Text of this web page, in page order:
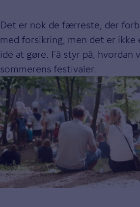
Det er nok de færreste, der
med forsikring, men det er ikke
idé at gøre. Få styr på, hvordan
sommerens festivaler.